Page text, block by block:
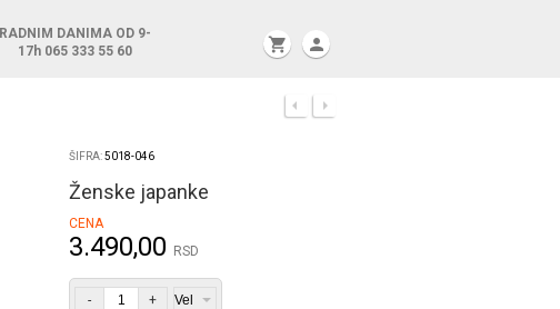
RADNIM DANIMA OD 9-
17h 065 333 55 60 shopping_cart person
ŠIFRA:5018-046
Ženske japanke
CENA
3.490,00 RSD
- +